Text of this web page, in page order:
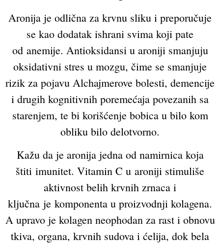
Aronija je odlična za krvnu sliku i preporučuje
se kao dodatak ishrani svima koji pate
od anemije. Antioksidansi u aroniji smanjuju
oksidativni stres u mozgu, čime se smanjuje
rizik za pojavu Alchajmerove bolesti, demencije
i drugih kognitivnih poremećaja povezanih sa
starenjem, te bi korišćenje bobica u bilo kom
obliku bilo delotvorno.
Kažu da je aronija jedna od namirnica koja
štiti imunitet. Vitamin C u aroniji stimuliše
aktivnost belih krvnih zrnaca i
ključna je komponenta u proizvodnji kolagena.
A upravo je kolagen neophodan za rast i obnovu
tkiva, organa, krvnih sudova i ćelija, dok bela